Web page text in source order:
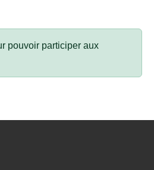
pouvoir participer aux